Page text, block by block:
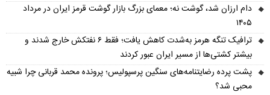
دام ارزان شد، گوشت نه؛ معمای بزرگ بازار گوشت قرمز ایران در مرداد
۱۴۰۵
ترافیک تنگه هرمز به‌شدت کاهش یافت؛ فقط ۶ نفتکش خارج شدند و
بیشتر کشتی‌ها از مسیر ایران عبور کردند
پشت پرده رضایتنامه‌های سنگین پرسپولیس؛ پرونده محمد قربانی چرا شبیه
محبی شد؟